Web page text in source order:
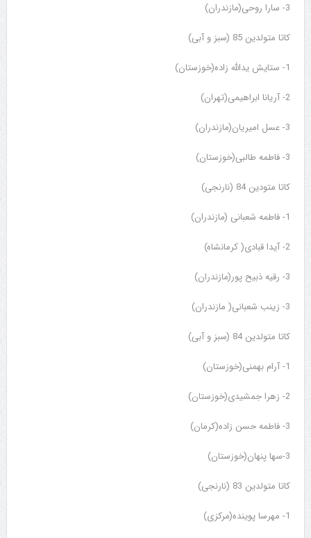
3- سارا روحی(مازندران)
کاتا متولدین 85 (سبز و آبی)
1- ستایش یدالله زاده(خوزستان)
2- آریانا ابراهیمی(تهران)
3- عسل امیریان(مازندران)
3- فاطمه طالبی(خوزستان)
کاتا متودین 84 (نارنجی)
1- فاطمه شعبانی (مازندران)
2- آیدا قبادی( کرمانشاه)
3- رقیه ذبیح پور(مازندران)
3- زینب شعبانی( مازندران)
کاتا متولدین 84 (سبز و آبی)
1- آرام بهمنی(خوزستان)
2- زهرا جمشیدی(خوزستان)
3- فاطمه حسن زاده(کرمان)
3-سها پنهان(خوزستان)
کاتا متولدین 83 (نارنجی)
1- مهرسا پوینده(مرکزی)